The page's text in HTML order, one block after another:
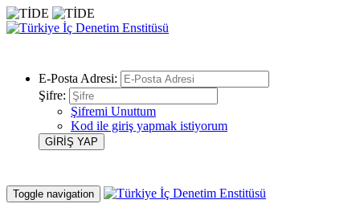
E-Posta Adresi:
Şifre:
Şifremi Unuttum
Kod ile giriş yapmak istiyorum
Toggle navigation